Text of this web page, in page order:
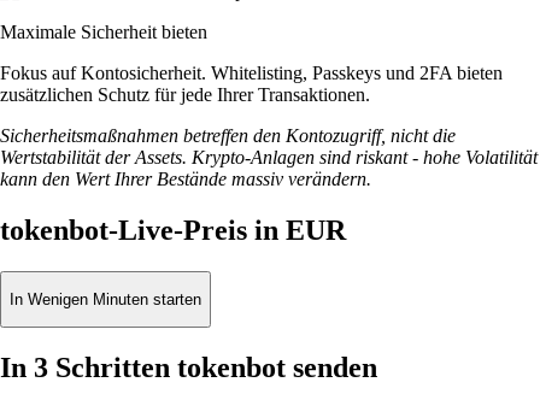
Maximale Sicherheit bieten
Fokus auf Kontosicherheit. Whitelisting, Passkeys und 2FA bieten
zusätzlichen Schutz für jede Ihrer Transaktionen.
Sicherheitsmaßnahmen betreffen den Kontozugriff, nicht die
Wertstabilität der Assets. Krypto-Anlagen sind riskant - hohe Volatilität
kann den Wert Ihrer Bestände massiv verändern.
tokenbot-Live-Preis in EUR
In Wenigen Minuten starten
In 3 Schritten tokenbot senden